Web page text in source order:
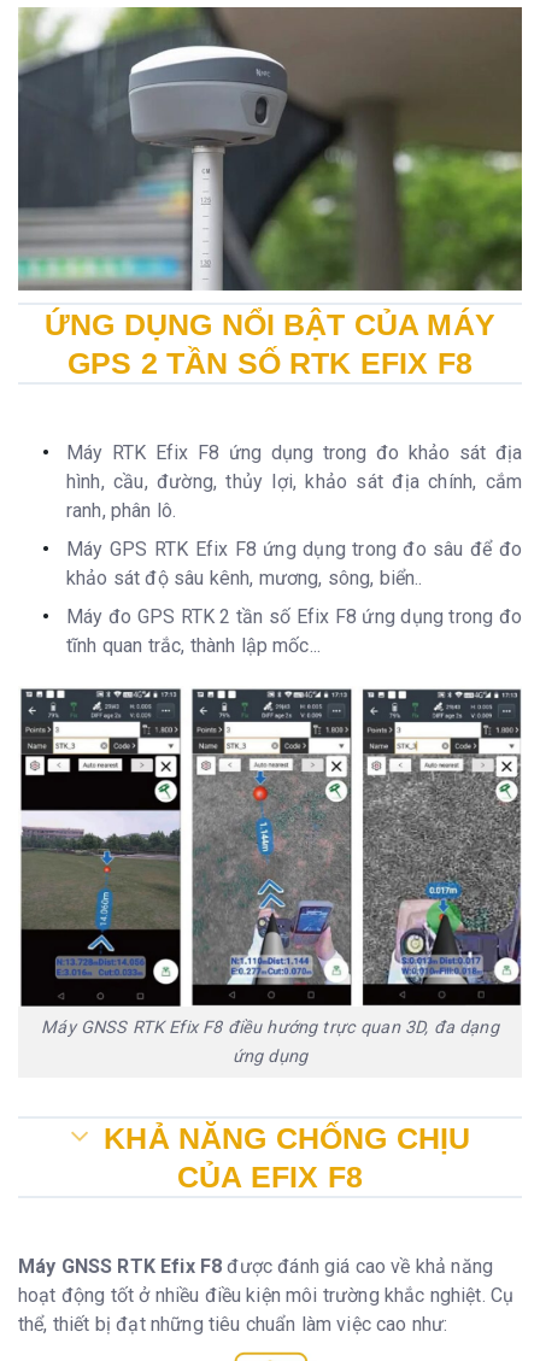
ỨNG DỤNG NỔI BẬT CỦA MÁY
GPS 2 TẦN SỐ RTK EFIX F8
Máy RTK Efix F8 ứng dụng trong đo khảo sát địa
hình, cầu, đường, thủy lợi, khảo sát địa chính, cắm
ranh, phân lô.
Máy GPS RTK Efix F8 ứng dụng trong đo sâu để đo
khảo sát độ sâu kênh, mương, sông, biển..
Máy đo GPS RTK 2 tần số Efix F8 ứng dụng trong đo
tĩnh quan trắc, thành lập mốc...
Máy GNSS RTK Efix F8 điều hướng trực quan 3D, đa dạng
ứng dụng
KHẢ NĂNG CHỐNG CHỊU
CỦA EFIX F8
Máy GNSS RTK Efix F8 được đánh giá cao về khả năng
hoạt động tốt ở nhiều điều kiện môi trường khắc nghiệt. Cụ
thể, thiết bị đạt những tiêu chuẩn làm việc cao như: